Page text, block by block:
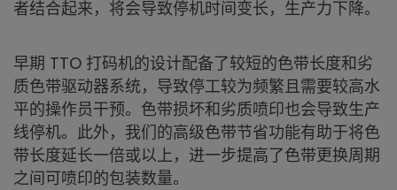
者结合起来，将会导致停机时间变长，生产力下降。
早期 TTO 打码机的设计配备了较短的色带长度和劣
质色带驱动器系统，导致停工较为频繁且需要较高水
平的操作员干预。色带损坏和劣质喷印也会导致生产
线停机。此外，我们的高级色带节省功能有助于将色
带长度延长一倍或以上，进一步提高了色带更换周期
之间可喷印的包装数量。